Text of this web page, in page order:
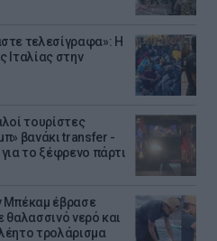
τελεσίγραφα»: Η
Ιταλίας στην
τουρίστες
βανάκι transfer -
το ξέφρενο πάρτι
Μπέκαμ έβρασε
θαλασσινό νερό και
τρολάρισμα